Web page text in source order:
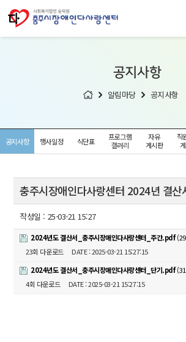
공지사항
알림마당 공지사항
공지사항 행사일정 식단표
프로그램
갤러리
자유
게시판
직
충주시장애인다사랑센터 2024년 결산
작성일 : 25-03-21 15:27
2024년도 결산서_충주시장애인다사랑센터_주간.pdf
23회 다운로드
DATE : 2025-03-21 15:27:15
2024년도 결산서_충주시장애인다사랑센터_단기.pdf
4회 다운로드
DATE : 2025-03-21 15:27:15